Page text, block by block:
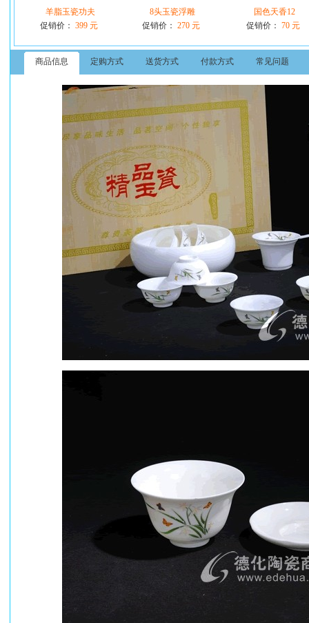
羊脂玉瓷功夫
促销价： 399 元
8头玉瓷浮雕
促销价： 270 元
国色天香12
促销价： 70 元
商品信息 定购方式 送货方式 付款方式 常见问题